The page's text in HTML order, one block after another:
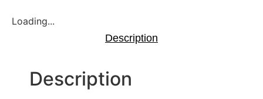
Loading...
Description
Description